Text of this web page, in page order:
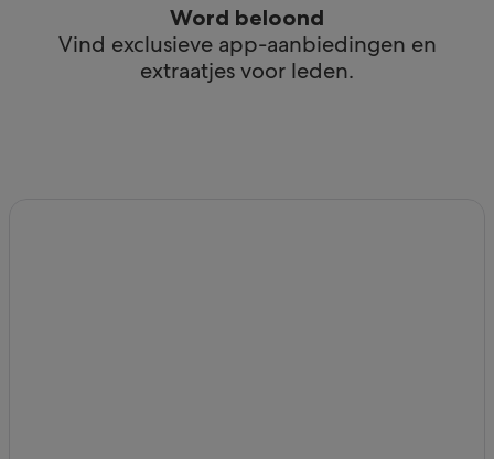
Word beloond
Vind exclusieve app-aanbiedingen en
extraatjes voor leden.